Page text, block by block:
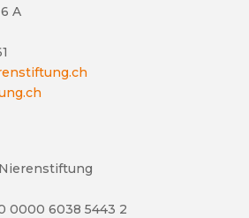
A
0000 6038 5443 2